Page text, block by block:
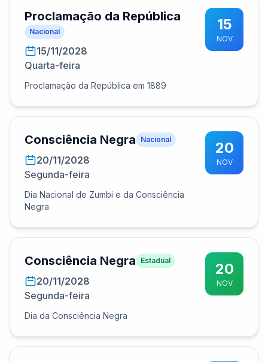
Proclamação da República
Nacional
15/11/2028
Quarta-feira
Proclamação da República em 1889
15
NOV
Consciência Negra Nacional
20/11/2028
Segunda-feira
Dia Nacional de Zumbi e da Consciência
Negra
20
NOV
Consciência Negra Estadual
20/11/2028
Segunda-feira
Dia da Consciência Negra
20
NOV